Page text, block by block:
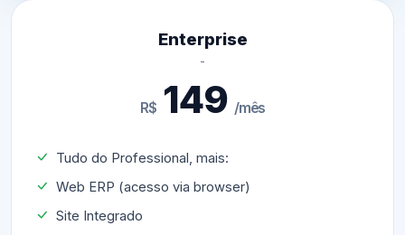
Enterprise
R$149 /mês
Tudo do Professional, mais:
Web ERP (acesso via browser)
Site Integrado